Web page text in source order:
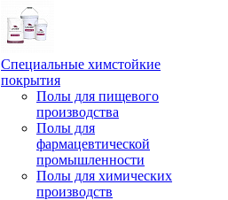
Специальные химстойкие
покрытия
Полы для пищевого
производства
Полы для
фармацевтической
промышленности
Полы для химических
производств